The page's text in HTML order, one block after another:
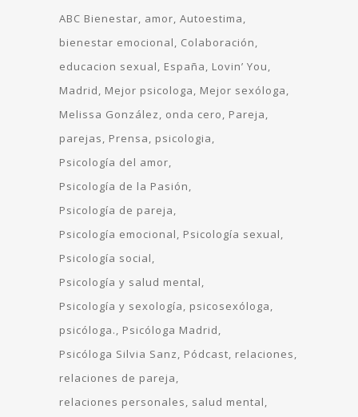
ABC Bienestar amor Autoestima
bienestar emocional
Colaboración
educacion sexual
España
Lovin’ You
Madrid
Mejor psicologa
Mejor sexóloga
Melissa González
onda cero
Pareja
parejas
Prensa
psicologia
Psicología del amor
Psicología de la Pasión
Psicología de pareja
Psicología emocional
Psicología sexual
Psicología social
Psicología y salud mental
Psicología y sexología
psicosexóloga
psicóloga.
Psicóloga Madrid
Psicóloga Silvia Sanz
Pódcast relaciones
relaciones de pareja
relaciones personales
salud mental